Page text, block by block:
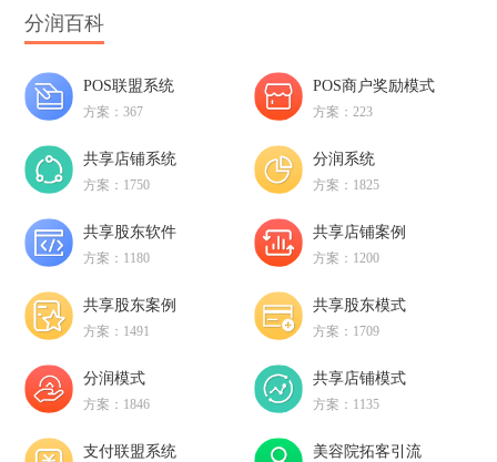
分润百科
POS联盟系统
方案：367
POS商户奖励模式
方案：223
共享店铺系统
方案：1750
分润系统
方案：1825
共享股东软件
方案：1180
共享店铺案例
方案：1200
共享股东案例
方案：1491
共享股东模式
方案：1709
分润模式
方案：1846
共享店铺模式
方案：1135
支付联盟系统 美容院拓客引流